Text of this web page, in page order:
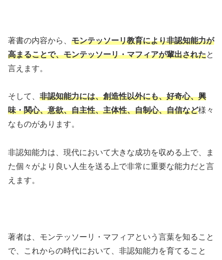
著書の内容から、 モンテッソーリ教育により非認知能力が
高まることで、モンテッソーリ・マフィアが輩出されたと
言えます。
そして、 非認知能力には、創造性以外にも、好奇心、興
味・関心、意欲、自主性、主体性、自制心、自信など様々
なものがあります。
非認知能力は、現代において大きな成功を収める上で、ま
た個々がより良い人生を送る上で非常に重要な能力だと言
えます。
著者は、モンテッソーリ・マフィアという言葉を知ること
で、これからの時代において、非認知能力を育てること